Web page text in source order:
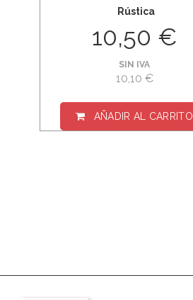
Rústica
10,50 €
SIN IVA
10,10 €
AÑADIR AL CARRITO